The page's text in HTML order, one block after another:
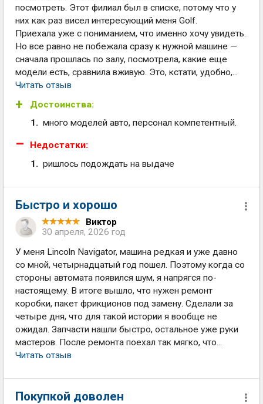
посмотреть. Этот филиал был в списке, потому что у
них как раз висел интересующий меня Golf.
Приехала уже с пониманием, что именно хочу увидеть.
Но все равно не побежала сразу к нужной машине —
сначала прошлась по залу, посмотрела, какие еще
модели есть, сравнила вживую. Это, кстати, удобно,...
Читать отзыв
Достоинства:
много моделей авто, персонал компетентный.
Недостатки:
ришлось подождать на выдаче
Быстро и хорошо
Виктор
30 апреля, 2026 год
У меня Lincoln Navigator, машина редкая и уже давно
со мной, четырнадцатый год пошел. Поэтому когда со
стороны автомата появился шум, я напрягся по-
настоящему. В итоге вышло, что нужен ремонт
коробки, пакет фрикционов под замену. Сделали за
четыре дня, что для такой истории я вообще не
ожидал. Запчасти нашли быстро, остальное уже руки
мастеров. После ремонта поехал так мягко, что...
Читать отзыв
Покупкой доволен